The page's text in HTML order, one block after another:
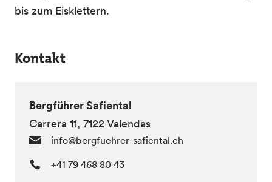
bis zum Eisklettern.
Kontakt
Bergführer Safiental
Carrera 11, 7122 Valendas
info@bergfuehrer-safiental.ch
+41 79 468 80 43